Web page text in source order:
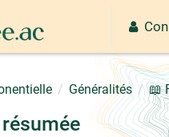
principal
Généralités 📖